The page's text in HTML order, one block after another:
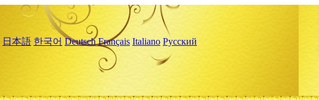
日本語 한국어 Deutsch Français Italiano Русский